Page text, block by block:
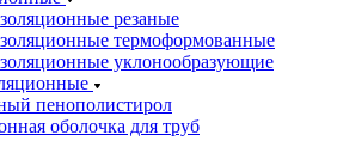
резаные
термоформованные
уклонообразующие
пенополистирол
оболочка для труб